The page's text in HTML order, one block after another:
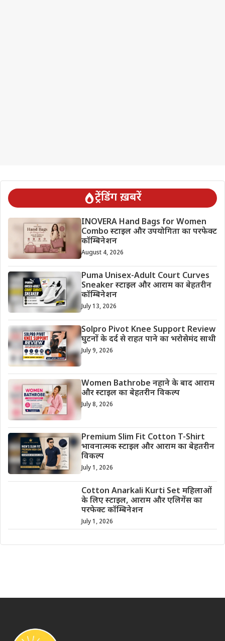
ट्रेंडिंग ख़बरें
INOVERA Hand Bags for Women
Combo स्टाइल और उपयोगिता का परफेक्ट
कॉम्बिनेशन
August 4, 2026
Puma Unisex-Adult Court Curves
Sneaker स्टाइल और आराम का बेहतरीन
कॉम्बिनेशन
July 13, 2026
Solpro Pivot Knee Support Review
घुटनों के दर्द से राहत पाने का भरोसेमंद साथी
July 9, 2026
Women Bathrobe नहाने के बाद आराम
और स्टाइल का बेहतरीन विकल्प
July 8, 2026
Premium Slim Fit Cotton T-Shirt
भावनात्मक स्टाइल और आराम का बेहतरीन
विकल्प
July 1, 2026
Cotton Anarkali Kurti Set महिलाओं
के लिए स्टाइल, आराम और एलिगेंस का
परफेक्ट कॉम्बिनेशन
July 1, 2026